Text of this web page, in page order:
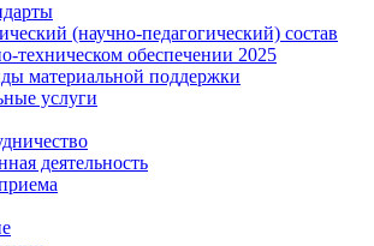
(научно-педагогический) состав
техническом обеспечении 2025
материальной поддержки
услуги
деятельность